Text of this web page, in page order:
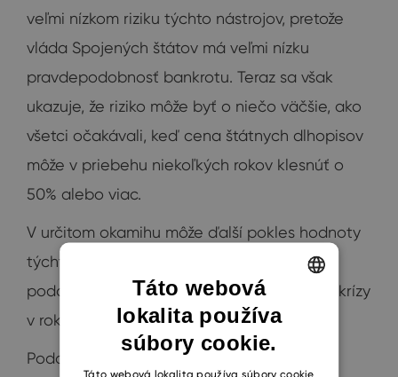
veľmi nízkom riziku týchto nástrojov, pretože
vláda Spojených štátov má veľmi nízku
pravdepodobnosť bankrotu. Teraz sa však
ukazuje, že riziko môže byť o niečo väčšie, ako
všetci očakávali, keď cena štátnych dlhopisov
môže v priebehu niekoľkých rokov klesnúť o
50% alebo viac.
V určitom okamihu môže ďalší pokles hodnoty
týchto dlhopisov vyvolať kaskádový efekt,
podobný tomu počas Veľkej hospodárskej krízy
v roku 2008.
Podobnosť spočíva v tom, že v tom čase si
ENGLISH
SLOVAK
Táto webová
lokalita používa
súbory cookie.
Táto webová lokalita používa súbory cookie